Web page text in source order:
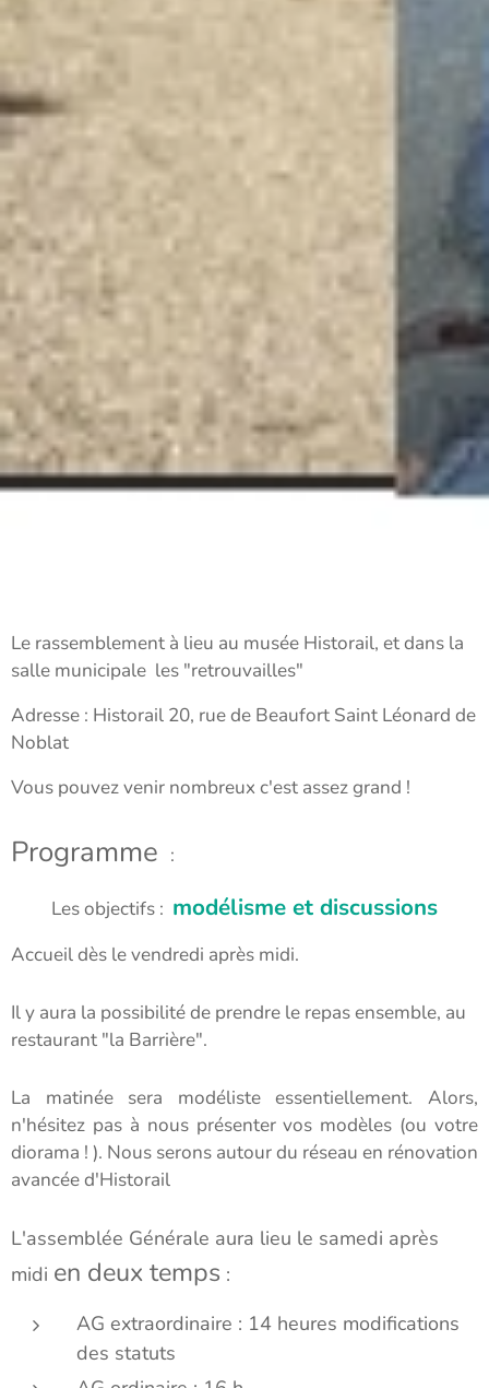
Le rassemblement à lieu au musée Historail, et dans la
salle municipale les "retrouvailles"
Adresse : Historail 20, rue de Beaufort Saint Léonard de
Noblat
Vous pouvez venir nombreux c'est assez grand !
Programme :
Les objectifs : modélisme et discussions
Accueil dès le vendredi après midi.
Il y aura la possibilité de prendre le repas ensemble, au
restaurant "la Barrière".
La matinée sera modéliste essentiellement. Alors,
n'hésitez pas à nous présenter vos modèles (ou votre
diorama ! ). Nous serons autour du réseau en rénovation
avancée d'Historail
L'assemblée Générale aura lieu le samedi après
midi en deux temps :
AG extraordinaire : 14 heures modifications
des statuts